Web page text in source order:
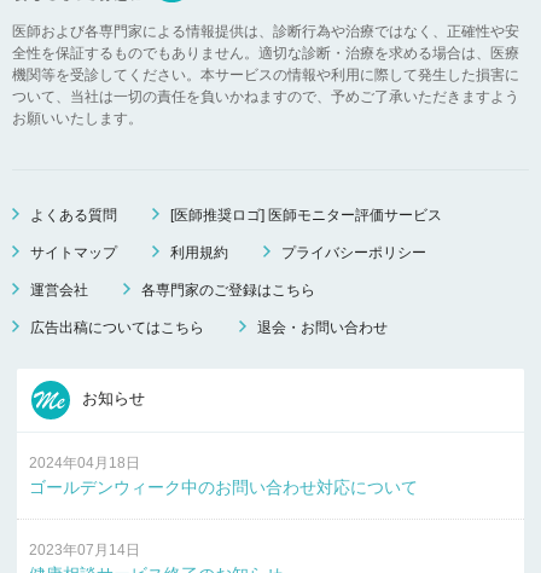
医師および各専門家による情報提供は、診断行為や治療ではなく、正確性や安
全性を保証するものでもありません。適切な診断・治療を求める場合は、医療
機関等を受診してください。本サービスの情報や利用に際して発生した損害に
ついて、当社は一切の責任を負いかねますので、予めご了承いただきますよう
お願いいたします。
よくある質問 [医師推奨ロゴ] 医師モニター評価サービス
サイトマップ 利用規約 プライバシーポリシー
運営会社 各専門家のご登録はこちら
広告出稿についてはこちら 退会・お問い合わせ
お知らせ
2024年04月18日
ゴールデンウィーク中のお問い合わせ対応について
2023年07月14日